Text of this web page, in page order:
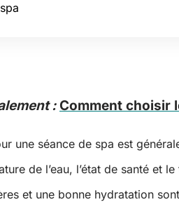
: Comment choisir
une séance de spa est
de l’eau, l’état de santé et
et une bonne hydratation